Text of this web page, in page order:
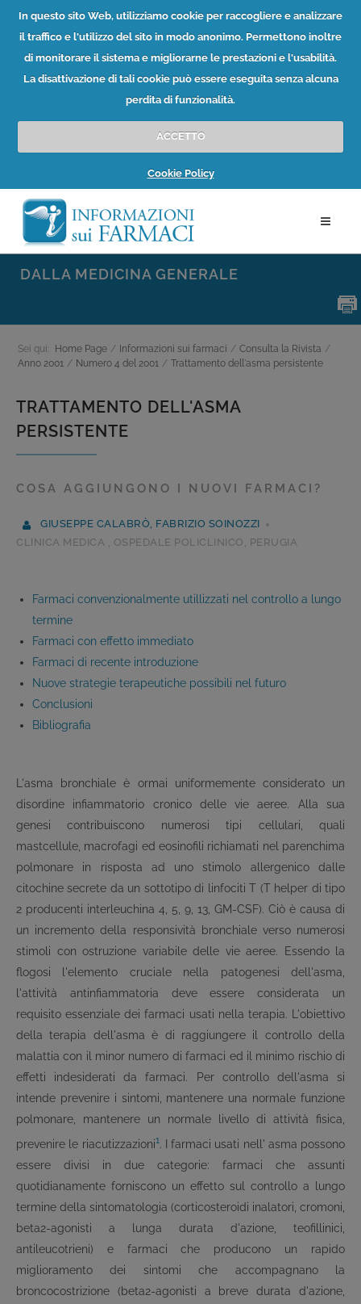
In questo sito Web, utilizziamo cookie per raccogliere e analizzare
il traffico e l'utilizzo del sito in modo anonimo. Permettono inoltre
di monitorare il sistema e migliorarne le prestazioni e l'usabilità.
La disattivazione di tali cookie può essere eseguita senza alcuna
perdita di funzionalità.
ACCETTO
Cookie Policy
DALLA MEDICINA GENERALE
Sei qui: Home Page / Informazioni sui farmaci / Consulta la Rivista /
Anno 2001 / Numero 4 del 2001 / Trattamento dell'asma persistente
TRATTAMENTO DELL'ASMA
PERSISTENTE
COSA AGGIUNGONO I NUOVI FARMACI?
GIUSEPPE CALABRÒ, FABRIZIO SOINOZZI
CLINICA MEDICA , OSPEDALE POLICLINICO, PERUGIA
Farmaci convenzionalmente utillizzati nel controllo a lungo
termine
Farmaci con effetto immediato
Farmaci di recente introduzione
Nuove strategie terapeutiche possibili nel futuro
Conclusioni
Bibliografia
L'asma bronchiale è ormai uniformemente considerato un
disordine infiammatorio cronico delle vie aeree. Alla sua
genesi contribuiscono numerosi tipi cellulari, quali
mastcellule, macrofagi ed eosinofili richiamati nel parenchima
polmonare in risposta ad uno stimolo allergenico dalle
citochine secrete da un sottotipo di linfociti T (T helper di tipo
2 producenti interleuchina 4, 5, 9, 13, GM-CSF). Ciò è causa di
un incremento della responsività bronchiale verso numerosi
stimoli con ostruzione variabile delle vie aeree. Essendo la
flogosi l'elemento cruciale nella patogenesi dell'asma,
l'attività antinfiammatoria deve essere considerata un
requisito essenziale dei farmaci usati nella terapia. L'obiettivo
della terapia dell'asma è di raggiungere il controllo della
malattia con il minor numero di farmaci ed il minimo rischio di
effetti indesiderati da farmaci. Per controllo dell'asma si
intende prevenire i sintomi, mantenere una normale funzione
polmonare, mantenere un normale livello di attività fisica,
prevenire le riacutizzazioni1. I farmaci usati nell' asma possono
essere divisi in due categorie: farmaci che assunti
quotidianamente forniscono un effetto sul controllo a lungo
termine della sintomatologia (corticosteroidi inalatori, cromoni,
beta2-agonisti a lunga durata d'azione, teofillinici,
antileucotrieni) e farmaci che producono un rapido
miglioramento dei sintomi che accompagnano la
broncocostrizione (beta2-agonisti a breve durata d'azione,